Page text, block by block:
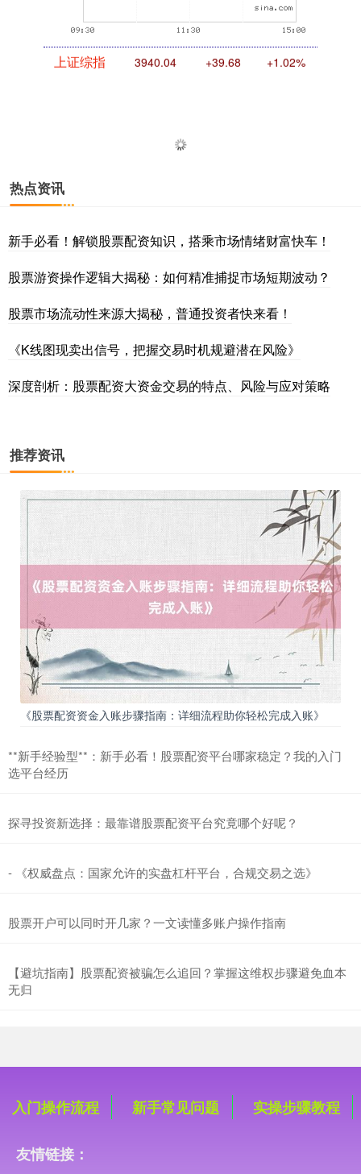
深证成指
北证50 1134.24 +11.37 +1.01%
创业板指 3563.12 +47.56 +1.35%
基金指数 7242.10 +12.30 +0.17%
热点资讯
新手必看！解锁股票配资知识，搭乘市场情绪财富快车！
股票游资操作逻辑大揭秘：如何精准捕捉市场短期波动？
股票市场流动性来源大揭秘，普通投资者快来看！
《K线图现卖出信号，把握交易时机规避潜在风险》
深度剖析：股票配资大资金交易的特点、风险与应对策略
推荐资讯
《股票配资资金入账步骤指南：详细流程助你轻松完成入账》
**新手经验型**：新手必看！股票配资平台哪家稳定？我的入门
选平台经历
探寻投资新选择：最靠谱股票配资平台究竟哪个好呢？
- 《权威盘点：国家允许的实盘杠杆平台，合规交易之选》
股票开户可以同时开几家？一文读懂多账户操作指南
【避坑指南】股票配资被骗怎么追回？掌握这维权步骤避免血本
无归
入门操作流程 新手常见问题 实操步骤教程
友情链接：